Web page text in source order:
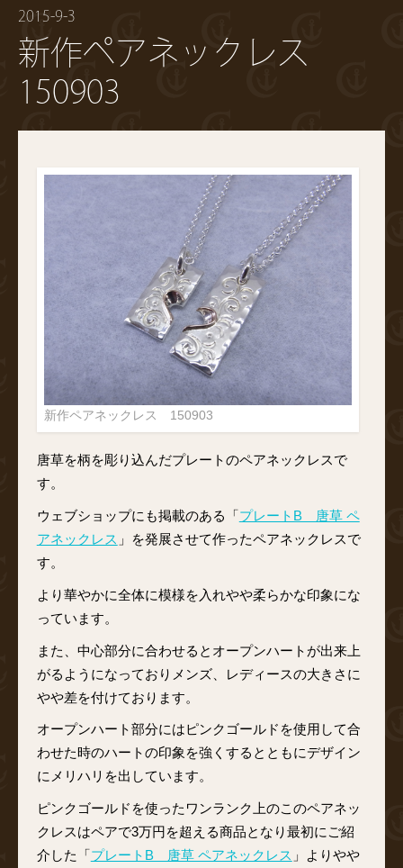
2015-9-3
新作ペアネックレス
150903
新作ペアネックレス 150903
唐草を柄を彫り込んだプレートのペアネックレスで
す。
ウェブショップにも掲載のある「 プレートB 唐草 ペ
アネックレス 」を発展させて作ったペアネックレスで
す。
より華やかに全体に模様を入れやや柔らかな印象にな
っています。
また、中心部分に合わせるとオープンハートが出来上
がるようになっておりメンズ、レディースの大きさに
やや差を付けております。
オープンハート部分にはピンクゴールドを使用して合
わせた時のハートの印象を強くするとともにデザイン
にメリハリを出しています。
ピンクゴールドを使ったワンランク上のこのペアネッ
クレスはペアで3万円を超える商品となり最初にご紹
介した「 プレートB 唐草 ペアネックレス 」よりやや